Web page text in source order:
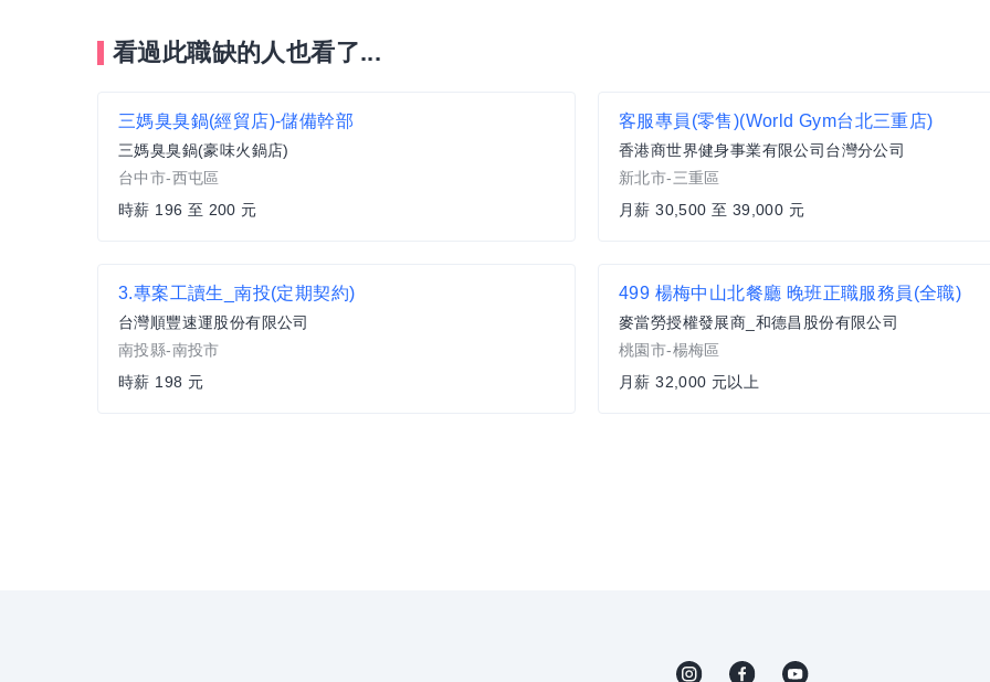
看過此職缺的人也看了...
三媽臭臭鍋(經貿店)-儲備幹部
三媽臭臭鍋(豪味火鍋店)
台中市-西屯區
時薪 196 至 200 元
客服專員(零售)(World Gym台北三重店)
香港商世界健身事業有限公司台灣分公司
新北市-三重區
月薪 30,500 至 39,000 元
3.專案工讀生_南投(定期契約)
台灣順豐速運股份有限公司
南投縣-南投市
時薪 198 元
499 楊梅中山北餐廳 晚班正職服務員(全職)
麥當勞授權發展商_和德昌股份有限公司
桃園市-楊梅區
月薪 32,000 元以上